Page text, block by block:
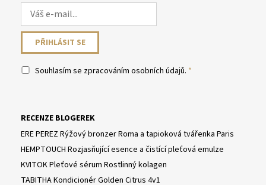
Souhlasím se zpracováním osobních údajů.
RECENZE BLOGEREK
ERE PEREZ Rýžový bronzer Roma a tapioková tvářenka Paris
HEMPTOUCH Rozjasňující esence a čistící pleťová emulze
KVITOK Pleťové sérum Rostlinný kolagen
TABITHA Kondicionér Golden Citrus 4v1